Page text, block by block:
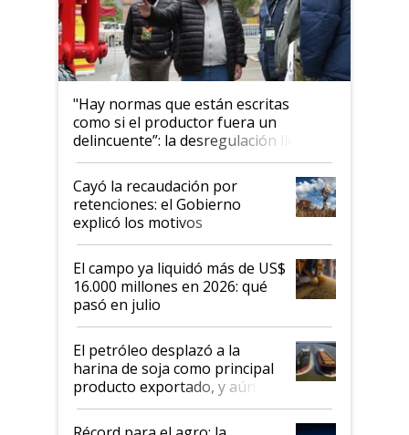
"Hay normas que están escritas
como si el productor fuera un
delincuente”: la desregulación llegó
al Congreso Aapresid y hasta se
habló del financiamiento al IPCVA
Cayó la recaudación por
retenciones: el Gobierno
explicó los motivos
El campo ya liquidó más de US$
16.000 millones en 2026: qué
pasó en julio
El petróleo desplazó a la
harina de soja como principal
producto exportado, y aún así
el agro aportó casi seis de cada
diez dólares y sostuvo el